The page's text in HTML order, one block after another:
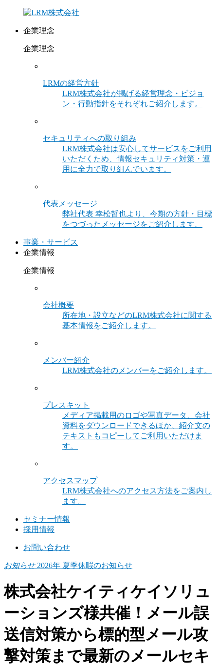
企業理念
企業理念
LRMの経営方針
LRM株式会社が掲げる経営理念・ビジョ
ン・行動指針をそれぞれご紹介します。
セキュリティへの取り組み
LRM株式会社は安心してサービスをご利用
いただくため、情報セキュリティ対策・運
用に全力で取り組んでいます。
代表メッセージ
弊社代表 幸松哲也より、今期の方針・目標
をつづったメッセージをご紹介します。
事業・サービス
企業情報
企業情報
会社概要
所在地・設立などのLRM株式会社に関する
基本情報をご紹介します。
メンバー紹介
LRM株式会社のメンバーをご紹介します。
プレスキット
メディア掲載用のロゴや写真データ、会社
資料をダウンロードできるほか、紹介文の
テキストもコピーしてご利用いただけま
す。
アクセスマップ
LRM株式会社へのアクセス方法をご案内し
ます。
セミナー情報
採用情報
お問い合わせ
お知らせ2026年 夏季休暇のお知らせ
株式会社ケイティケイソリュ
ーションズ様共催！メール誤
送信対策から標的型メール攻
撃対策まで最新のメールセキ